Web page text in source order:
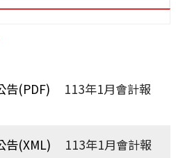
113年1月會計報
113年1月會計報